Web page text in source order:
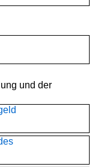
und der